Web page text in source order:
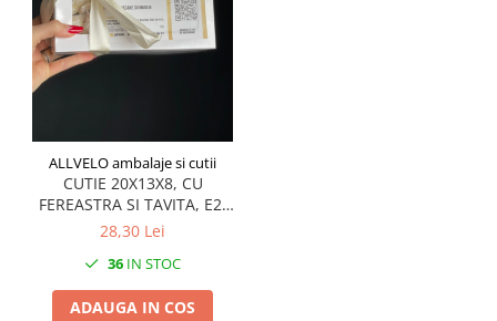
ALLVELO ambalaje si cutii
CUTIE 20X13X8, CU
FEREASTRA SI TAVITA, E2-
TAV- ALB, SET 5 BUC
28,30 Lei
36 IN STOC
ADAUGA IN COS